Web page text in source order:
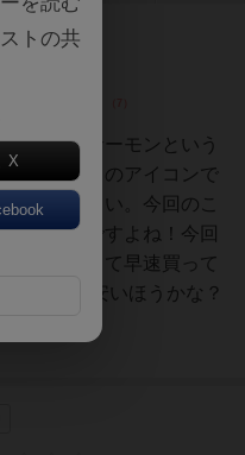
充実
ーでゆずサーモンという
てます寿司のアイコンで
してください。今回のこ
白そうですよね！今回
もあいまって早速買って
！比較的安いほうかな？
トの共
X